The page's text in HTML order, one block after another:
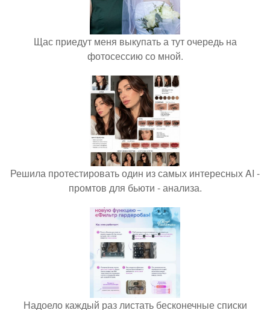
Щас приедут меня выкупать а тут очередь на
фотосессию со мной.
Решила протестировать один из самых интересных AI -
промтов для бьюти - анализа.
Надоело каждый раз листать бесконечные списки